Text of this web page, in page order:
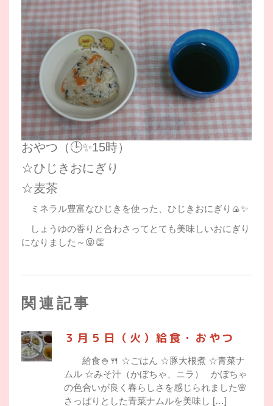
おやつ（🕒✨15時）
☆ひじきおにぎり
☆麦茶
ミネラル豊富なひじきを使った、ひじきおにぎり🍙✨
しょうゆの香りと合わさってとても美味しいおにぎり
になりました～😝👏
関連記事
３月５日（火）給食・おやつ
給食🍚🍴 ☆ごはん ☆豚大根煮 ☆青菜ナ
ムル ☆みそ汁（かぼちゃ、ニラ） かぼちゃ
の色合いが良く春らしさを感じられました🌸
さっぱりとした青菜ナムルを美味し […]